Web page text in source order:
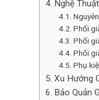
Nghệ
Phối
Phối
Phối
Phụ
Xu Hướng
Bảo Quản